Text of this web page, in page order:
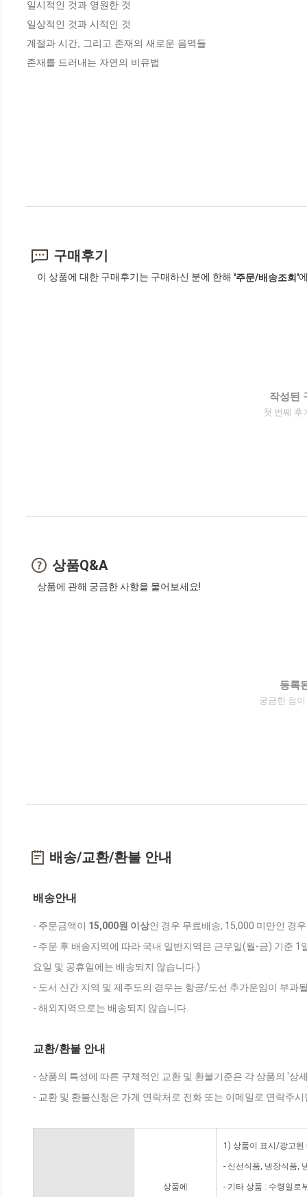
일시적인 것과 영원한 것
일상적인 것과 시적인 것
계절과 시간, 그리고 존재의 새로운 음역들
존재를 드러내는 자연의 비유법
구매후기
이 상품에 대한 구매후기는 구매하신 분에 한해 '주문/배송조회'
작성된
첫 번째 후
상품Q&A
상품에 관해 궁금한 사항을 물어보세요!
등록
궁금한 점
배송/교환/환불 안내
배송안내
- 주문금액이 15,000원 이상인 경우 무료배송, 15,000 미만인 경
- 주문 후 배송지역에 따라 국내 일반지역은 근무일(월-금) 기준
요일 및 공휴일에는 배송되지 않습니다.)
- 도서 산간 지역 및 제주도의 경우는 항공/도선 추가운임이 부과
- 해외지역으로는 배송되지 않습니다.
교환/환불 안내
- 상품의 특성에 따른 구체적인 교환 및 환불기준은 각 상품의 '상
- 교환 및 환불신청은 가게 연락처로 전화 또는 이메일로 연락주
상품에
1) 상품이 표시/광고된
- 신선식품, 냉장식품,
- 기타 상품 : 수령일로